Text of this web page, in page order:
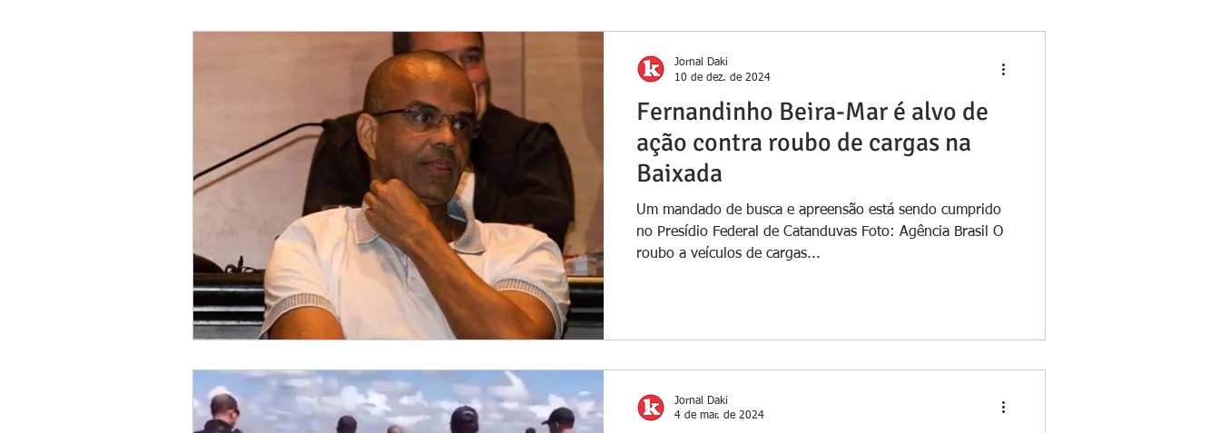
Fernandinho Beira-Mar é alvo de
ação contra roubo de cargas na
Baixada
Um mandado de busca e apreensão está sendo cumprido
no Presídio Federal de Catanduvas Foto: Agência Brasil O
roubo a veículos de cargas...
Jornal Daki
10 de dez. de 2024
Jornal Daki
4 de mar. de 2024